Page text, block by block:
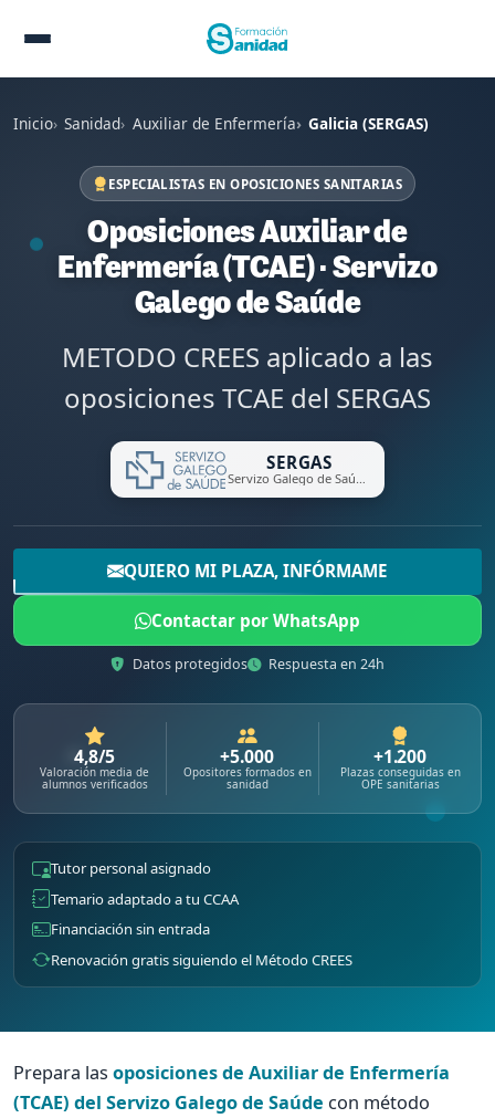
Inicio Sanidad Auxiliar de Enfermería Galicia (SERGAS)
ESPECIALISTAS EN OPOSICIONES SANITARIAS
Oposiciones Auxiliar de
Enfermería (TCAE) · Servizo
Galego de Saúde
METODO CREES aplicado a las
oposiciones TCAE del SERGAS
SERGAS
Servizo Galego de Saúde
QUIERO MI PLAZA, INFÓRMAME
Contactar por WhatsApp
Datos protegidos Respuesta en 24h
4,8/5
Valoración media de
alumnos verificados
+5.000
Opositores formados en
sanidad
+1.200
Plazas conseguidas en
OPE sanitarias
Tutor personal asignado
Temario adaptado a tu CCAA
Financiación sin entrada
Renovación gratis siguiendo el Método CREES
Prepara las oposiciones de Auxiliar de Enfermería
(TCAE) del Servizo Galego de Saúde con método